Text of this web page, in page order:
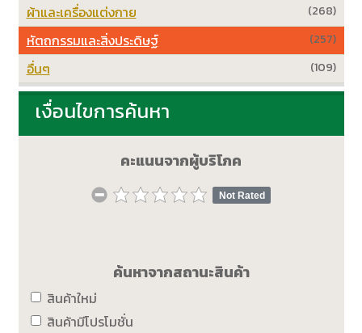
(268)
ผ้าและเครื่องแต่งกาย
(257)
หัตถกรรมและสิ่งประดิษฐ์
(109)
อื่นๆ
เงื่อนไขการค้นหา
คะแนนจากผู้บริโภค
Not Rated
ค้นหาจากสถานะสินค้า
สินค้าใหม่
สินค้ามีโปรโมชั่น